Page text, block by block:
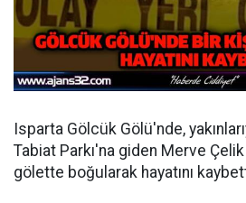
Isparta Gölcük Gölü'nde,
Tabiat Parkı'na giden Merve
gölette boğularak hayatını